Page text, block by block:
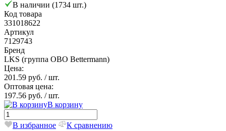
В наличии (1734 шт.)
Код товара
331018622
Артикул
7129743
Бренд
LKS (группа OBO Bettermann)
Цена:
201.59 руб. / шт.
Оптовая цена:
197.56 руб. / шт.
В корзину
В избранное К сравнению